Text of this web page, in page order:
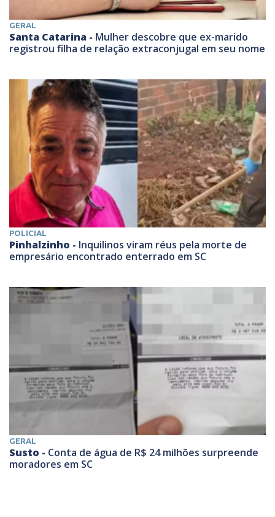
GERAL
Santa Catarina - Mulher descobre que ex-marido
registrou filha de relação extraconjugal em seu nome
POLICIAL
Pinhalzinho - Inquilinos viram réus pela morte de
empresário encontrado enterrado em SC
GERAL
Susto - Conta de água de R$ 24 milhões surpreende
moradores em SC